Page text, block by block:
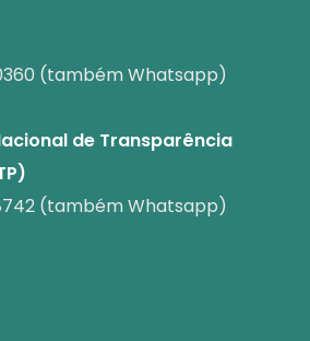
(também Whatsapp)
de Transparência
(também Whatsapp)